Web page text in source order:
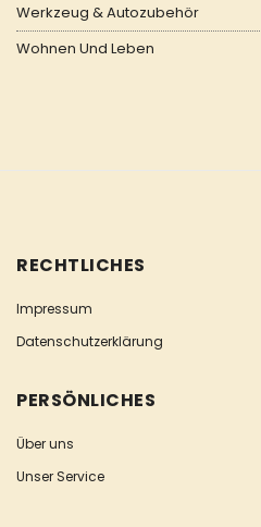
Werkzeug & Autozubehör
Wohnen Und Leben
RECHTLICHES
Impressum
Datenschutzerklärung
PERSÖNLICHES
Über uns
Unser Service